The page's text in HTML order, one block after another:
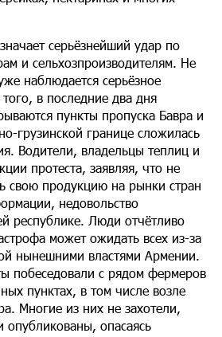
серьёзнейший удар по
и сельхозпроизводителям. Не
наблюдается серьёзное
в последние два дня
пункты пропуска Бавра и
грузинской границе сложилась
Водители, владельцы теплиц и
протеста, заявляя, что не
свою продукцию на рынки стран
недовольство
республике. Люди отчётливо
может ожидать всех из-за
нынешними властями Армении.
побеседовали с рядом фермеров
пунктах, в том числе возле
Многие из них не захотели,
опасаясь